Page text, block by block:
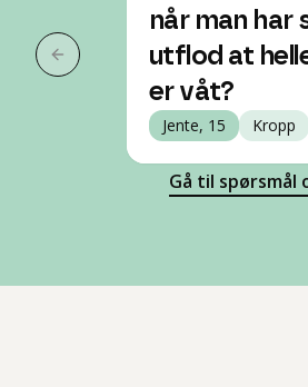
Forrige slide
når man har
utflod at
er våt?
Jente, 15 Kropp
Gå til spørsmål